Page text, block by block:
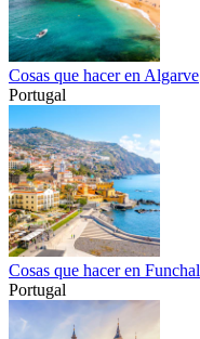
Cosas que hacer en Algarve
Portugal
Cosas que hacer en Funchal
Portugal